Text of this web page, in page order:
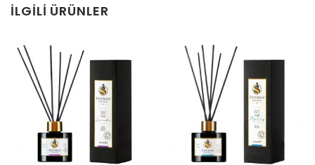
İLGILI ÜRÜNLER